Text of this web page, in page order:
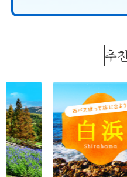
추